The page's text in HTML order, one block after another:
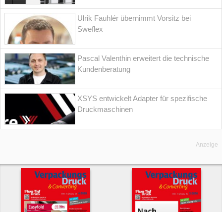
Ulrik Fauhlér übernimmt Vorsitz bei
Sweflex
Pascal Valenthin erweitert die technische
Kundenberatung
XSYS entwickelt Adapter für spezifische
Druckmaschinen
Anzeige